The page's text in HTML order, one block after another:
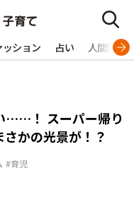
ッション 占い 人間関係
……！ スーパー帰り
かの光景が！？
#育児